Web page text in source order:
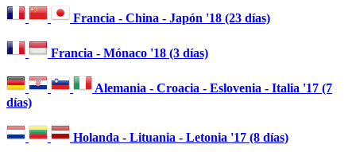
Francia - China - Japón '18 (23 días)
Francia - Mónaco '18 (3 días)
Alemania - Croacia - Eslovenia - Italia '17 (7
días)
Holanda - Lituania - Letonia '17 (8 días)